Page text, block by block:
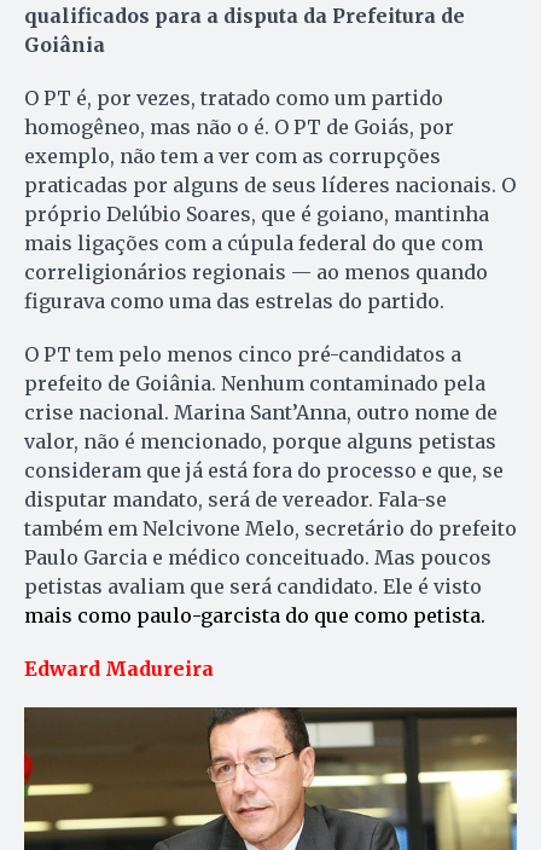
qualificados para a disputa da Prefeitura de
Goiânia
O PT é, por vezes, tratado como um partido
homogêneo, mas não o é. O PT de Goiás, por
exemplo, não tem a ver com as corrupções
praticadas por alguns de seus líderes nacionais. O
próprio Delúbio Soares, que é goiano, mantinha
mais ligações com a cúpula federal do que com
correligionários regionais — ao menos quando
figurava como uma das estrelas do partido.
O PT tem pelo menos cinco pré-candidatos a
prefeito de Goiânia. Nenhum contaminado pela
crise nacional. Marina Sant’Anna, outro nome de
valor, não é mencionado, porque alguns petistas
consideram que já está fora do processo e que, se
disputar mandato, será de vereador. Fala-se
também em Nelcivone Melo, secretário do prefeito
Paulo Garcia e médico conceituado. Mas poucos
petistas avaliam que será candidato. Ele é visto
mais como paulo-garcista do que como petista.
Edward Madureira